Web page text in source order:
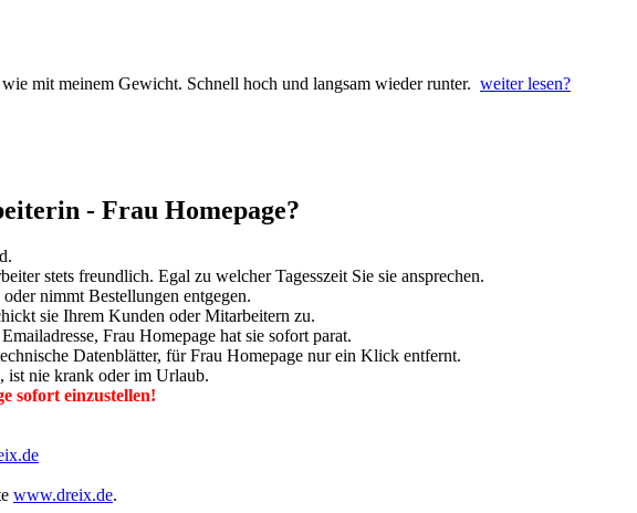
mit meinem Gewicht. Schnell hoch und langsam wieder runter. weiter lesen?
- Frau Homepage?
stets freundlich. Egal zu welcher Tagesszeit Sie sie ansprechen.
nimmt Bestellungen entgegen.
sie Ihrem Kunden oder Mitarbeitern zu.
Frau Homepage hat sie sofort parat.
Datenblätter, für Frau Homepage nur ein Klick entfernt.
ist nie krank oder im Urlaub.
sofort einzustellen!
www.dreix.de.